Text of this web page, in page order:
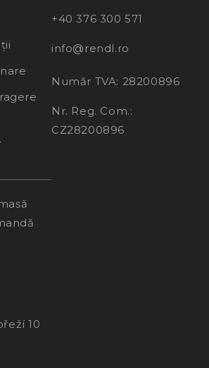
+40 376 300 571
info@rendl.ro
Număr TVA: 28200896
Nr. Reg. Com.:
CZ28200896
10